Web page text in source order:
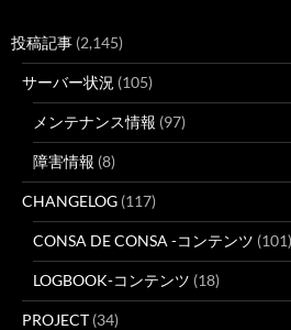
投稿記事 (2,145)
サーバー状況 (105)
メンテナンス情報 (97)
障害情報 (8)
CHANGELOG (117)
CONSA DE CONSA -コンテンツ (101)
LOGBOOK-コンテンツ (18)
PROJECT (34)